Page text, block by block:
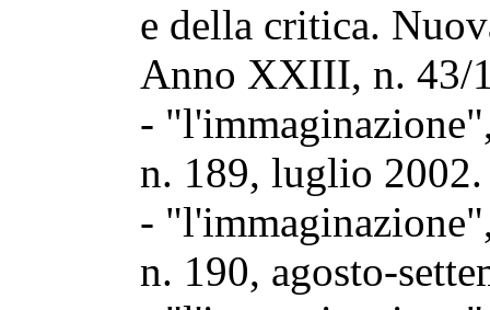
e della critica.
Anno XXIII, n. 43/
-
n. 189, luglio 2002.
-
n. 190, agosto-